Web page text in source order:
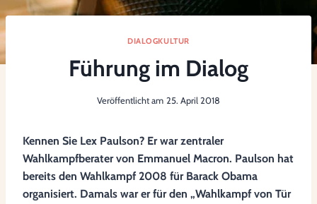
DIALOGKULTUR
Führung im Dialog
Veröffentlicht am 25. April 2018
Kennen Sie Lex Paulson? Er war zentraler
Wahlkampfberater von Emmanuel Macron. Paulson hat
bereits den Wahlkampf 2008 für Barack Obama
organisiert. Damals war er für den „Wahlkampf von Tür